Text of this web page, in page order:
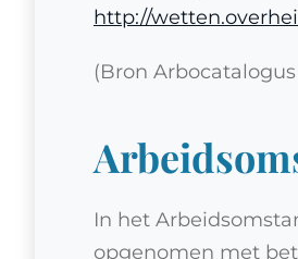
http://
(Bron
In het
opgenomen met